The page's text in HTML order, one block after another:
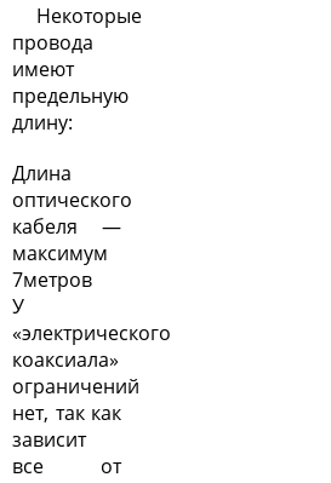
Некоторые
провода
имеют
предельную
длину:
Длина
оптического
кабеля —
максимум
7метров
У
«электрического
коаксиала»
ограничений
нет, так как
зависит
все от